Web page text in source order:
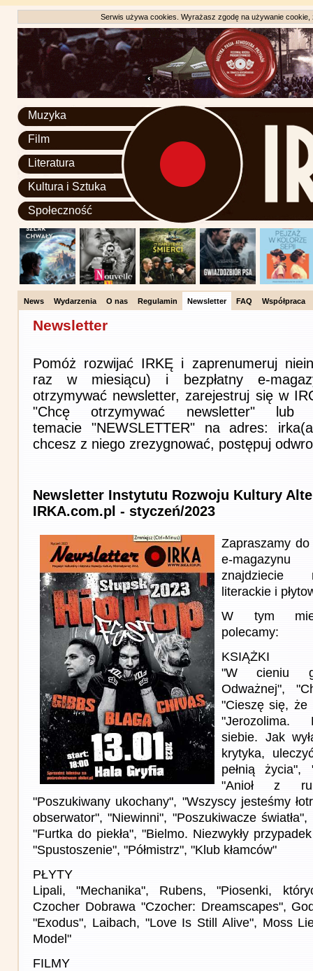
Serwis używa cookies. Wyrażasz zgodę na używanie
Muzyka
Film
Literatura
Kultura i Sztuka
Społeczność
News Wydarzenia O nas Regulamin Newsletter FAQ Współpraca
Newsletter
Pomóż rozwijać IRKĘ i zaprenumeruj
raz w miesiącu) i bezpłatny e-
otrzymywać newsletter, zarejestruj się w
"Chcę otrzymywać newsletter"
temacie "NEWSLETTER" na adres:
chcesz z niego zrezygnować, postępuj
Newsletter Instytutu Rozwoju Kultury
IRKA.com.pl - styczeń/2023
Zapraszamy
e-
znajdziecie
literackie i
W tym
polecamy:
KSIĄŻKI
"W cieniu
Odważnej",
"Cieszę się, że
"Jerozolima.
siebie. Jak
krytyka,
pełnią życia",
"Anioł z
"Poszukiwany ukochany", "Wszyscy jesteśmy
obserwator", "Niewinni", "Poszukiwacze
"Furtka do piekła", "Bielmo. Niezwykły
"Spustoszenie", "Półmistrz", "Klub kłamców"
PŁYTY
Lipali, "Mechanika", Rubens, "Piosenki,
Czocher Dobrawa "Czocher: Dreamscapes",
"Exodus", Laibach, "Love Is Still Alive", Moss
Model"
FILMY